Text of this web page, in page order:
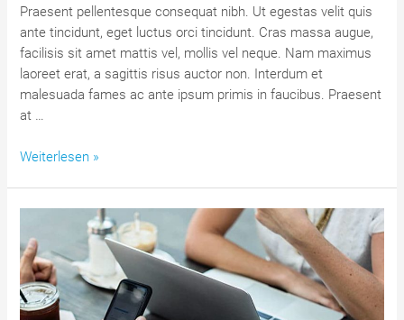
Praesent pellentesque consequat nibh. Ut egestas velit quis
ante tincidunt, eget luctus orci tincidunt. Cras massa augue,
facilisis sit amet mattis vel, mollis vel neque. Nam maximus
laoreet erat, a sagittis risus auctor non. Interdum et
malesuada fames ac ante ipsum primis in faucibus. Praesent
at …
Becoming
conversationalist
Weiterlesen »